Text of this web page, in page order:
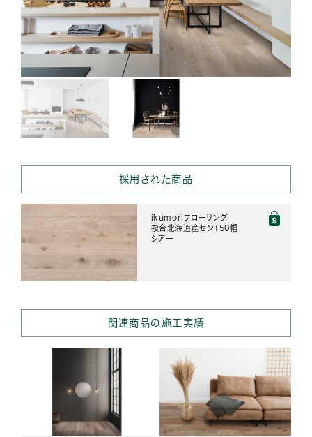
採用された商品
ikumoriフローリング
複合北海道産セン150幅
シアー
関連商品の施工実績